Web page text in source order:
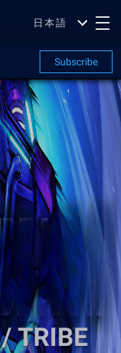
日本語
Subscribe
TRIBE